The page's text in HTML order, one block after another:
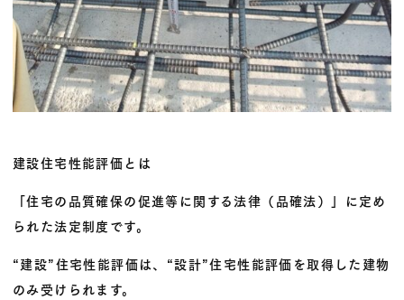
建設住宅性能評価とは
「住宅の品質確保の促進等に関する法律（品確法）」に定め
られた法定制度です。
“建設”住宅性能評価は、“設計”住宅性能評価を取得した建物
のみ受けられます。